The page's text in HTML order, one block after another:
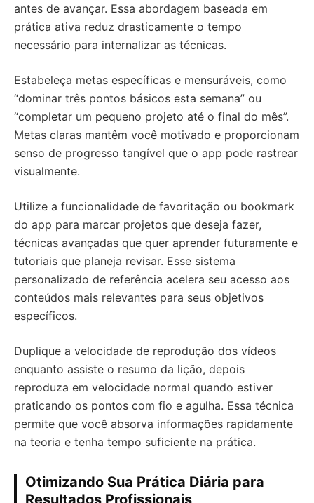
antes de avançar. Essa abordagem baseada em
prática ativa reduz drasticamente o tempo
necessário para internalizar as técnicas.
Estabeleça metas específicas e mensuráveis, como
“dominar três pontos básicos esta semana” ou
“completar um pequeno projeto até o final do mês”.
Metas claras mantêm você motivado e proporcionam
senso de progresso tangível que o app pode rastrear
visualmente.
Utilize a funcionalidade de favoritação ou bookmark
do app para marcar projetos que deseja fazer,
técnicas avançadas que quer aprender futuramente e
tutoriais que planeja revisar. Esse sistema
personalizado de referência acelera seu acesso aos
conteúdos mais relevantes para seus objetivos
específicos.
Duplique a velocidade de reprodução dos vídeos
enquanto assiste o resumo da lição, depois
reproduza em velocidade normal quando estiver
praticando os pontos com fio e agulha. Essa técnica
permite que você absorva informações rapidamente
na teoria e tenha tempo suficiente na prática.
Otimizando Sua Prática Diária para
Resultados Profissionais